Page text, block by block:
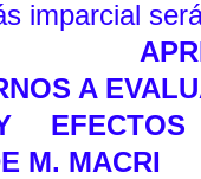
imparcial
A
M. MACRI